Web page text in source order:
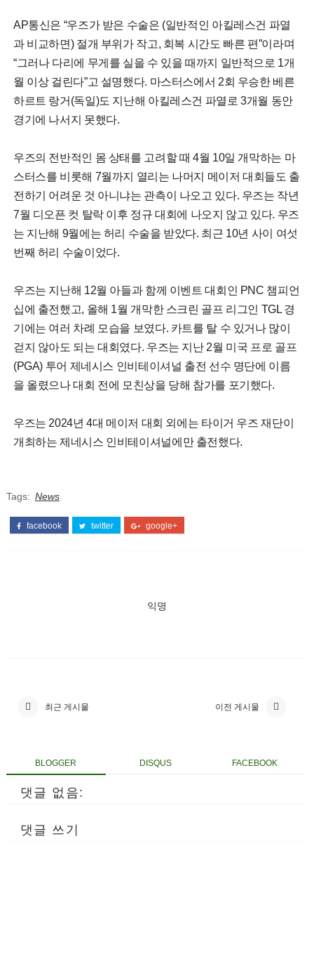
AP통신은 “우즈가 받은 수술은 (일반적인 아킬레스건 파열
과 비교하면) 절개 부위가 작고, 회복 시간도 빠른 편”이라며
“그러나 다리에 무게를 실을 수 있을 때까지 일반적으로 1개
월 이상 걸린다”고 설명했다. 마스터스에서 2회 우승한 베른
하르트 랑거(독일)도 지난해 아킬레스건 파열로 3개월 동안
경기에 나서지 못했다.
우즈의 전반적인 몸 상태를 고려할 때 4월 10일 개막하는 마
스터스를 비롯해 7월까지 열리는 나머지 메이저 대회들도 출
전하기 어려운 것 아니냐는 관측이 나오고 있다. 우즈는 작년
7월 디오픈 컷 탈락 이후 정규 대회에 나오지 않고 있다. 우즈
는 지난해 9월에는 허리 수술을 받았다. 최근 10년 사이 여섯
번째 허리 수술이었다.
우즈는 지난해 12월 아들과 함께 이벤트 대회인 PNC 챔피언
십에 출전했고, 올해 1월 개막한 스크린 골프 리그인 TGL 경
기에는 여러 차례 모습을 보였다. 카트를 탈 수 있거나 많이
걷지 않아도 되는 대회였다. 우즈는 지난 2월 미국 프로 골프
(PGA) 투어 제네시스 인비테이셔널 출전 선수 명단에 이름
을 올렸으나 대회 전에 모친상을 당해 참가를 포기했다.
우즈는 2024년 4대 메이저 대회 외에는 타이거 우즈 재단이
개최하는 제네시스 인비테이셔널에만 출전했다.
Tags: News
facebook twitter google+
익명
최근 게시물 이전 게시물
BLOGGER DISQUS FACEBOOK
댓글 없음:
댓글 쓰기